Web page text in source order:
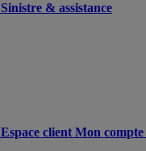
Sinistre & assistance
Espace client Mon compte